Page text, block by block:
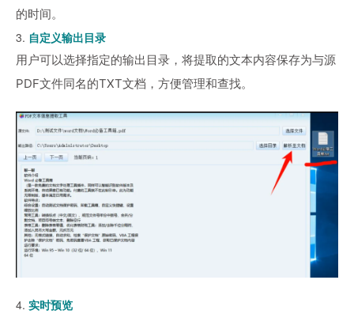
的时间。
3. 自定义输出目录
用户可以选择指定的输出目录，将提取的文本内容保存为与源
PDF文件同名的TXT文档，方便管理和查找。
4. 实时预览